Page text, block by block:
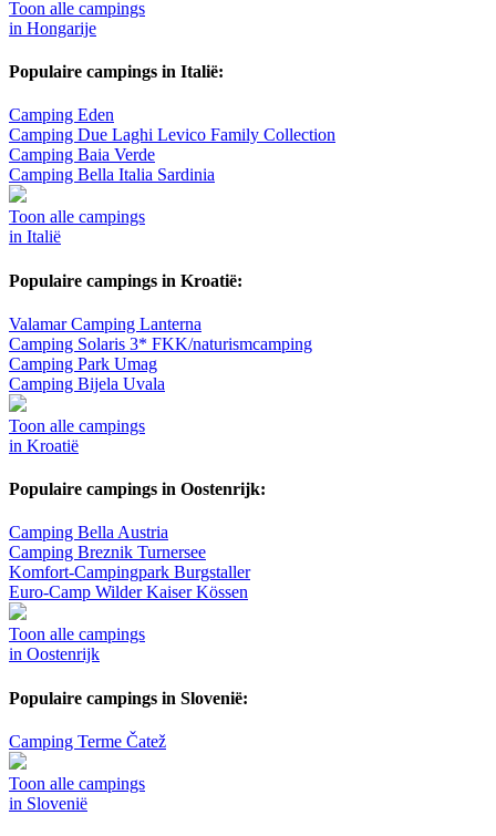
Toon alle campings
in Hongarije
Populaire campings in Italië:
Camping Eden
Camping Due Laghi Levico Family Collection
Camping Baia Verde
Camping Bella Italia Sardinia
Toon alle campings
in Italië
Populaire campings in Kroatië:
Valamar Camping Lanterna
Camping Solaris 3* FKK/naturismcamping
Camping Park Umag
Camping Bijela Uvala
Toon alle campings
in Kroatië
Populaire campings in Oostenrijk:
Camping Bella Austria
Camping Breznik Turnersee
Komfort-Campingpark Burgstaller
Euro-Camp Wilder Kaiser Kössen
Toon alle campings
in Oostenrijk
Populaire campings in Slovenië:
Camping Terme Čatež
Toon alle campings
in Slovenië